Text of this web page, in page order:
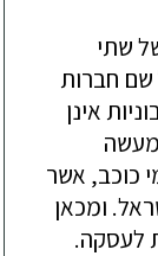
של שתי
שם חברות
אינן
כוכב, אשר
ומכאן
לעסקה.